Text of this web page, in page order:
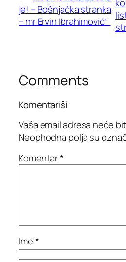
je! – Bošnjačka stranka
– mr Ervin Ibrahimović“
Comments
Komentariši
Vaša email adresa neće
Neophodna polja su
Komentar*
Ime*